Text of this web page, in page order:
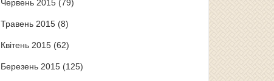
Червень 2015(79)
Травень 2015(8)
Квітень 2015(62)
Березень 2015(125)